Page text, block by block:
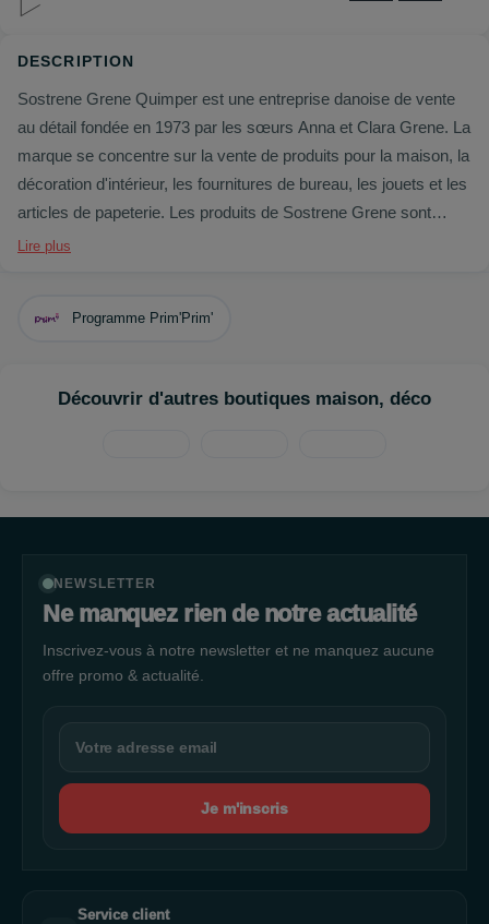
DESCRIPTION
Sostrene Grene Quimper est une entreprise danoise de vente
au détail fondée en 1973 par les sœurs Anna et Clara Grene. La
marque se concentre sur la vente de produits pour la maison, la
décoration d'intérieur, les fournitures de bureau, les jouets et les
articles de papeterie. Les produits de Sostrene Grene sont
souvent conçus dans un style scandinave minimaliste, avec
populaires auprès d'un large public.
Lire plus
Programme Prim'Prim'
Découvrir d'autres boutiques maison, déco
NEWSLETTER
Ne manquez rien de notre actualité
Inscrivez-vous à notre newsletter et ne manquez aucune
offre promo & actualité.
Je m'inscris
Service client